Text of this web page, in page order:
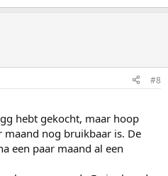
#8
hebt gekocht, maar hoop
nog bruikbaar is. De
een paar maand al een